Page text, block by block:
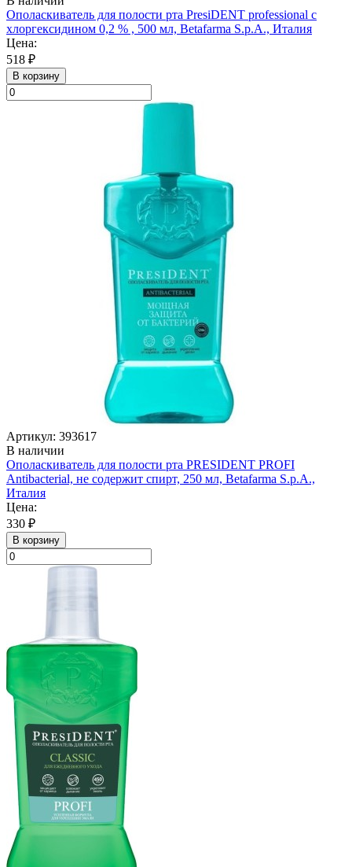
Ополаскиватель для полости рта PresiDENT professional с
хлоргексидином 0,2 % , 500 мл, Betafarma S.p.A., Италия
Цена:
518 ₽
В корзину
Артикул: 393617
В наличии
Ополаскиватель для полости рта PRESIDENT PROFI
Antibacterial, не содержит спирт, 250 мл, Betafarma S.p.A.,
Италия
Цена:
330 ₽
В корзину